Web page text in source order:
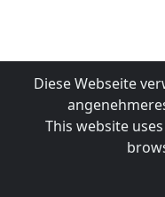
Diese Webseite
This website